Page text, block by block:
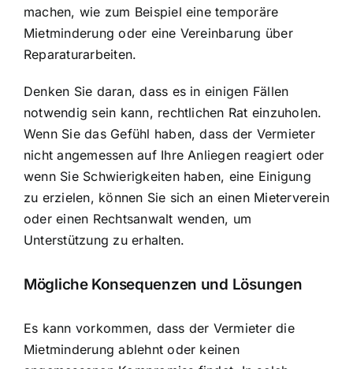
machen, wie zum Beispiel eine temporäre
Mietminderung oder eine Vereinbarung über
Reparaturarbeiten.
Denken Sie daran, dass es in einigen Fällen
notwendig sein kann, rechtlichen Rat einzuholen.
Wenn Sie das Gefühl haben, dass der Vermieter
nicht angemessen auf Ihre Anliegen reagiert oder
wenn Sie Schwierigkeiten haben, eine Einigung
zu erzielen, können Sie sich an einen Mieterverein
oder einen Rechtsanwalt wenden, um
Unterstützung zu erhalten.
Mögliche Konsequenzen und Lösungen
Es kann vorkommen, dass der Vermieter die
Mietminderung ablehnt oder keinen